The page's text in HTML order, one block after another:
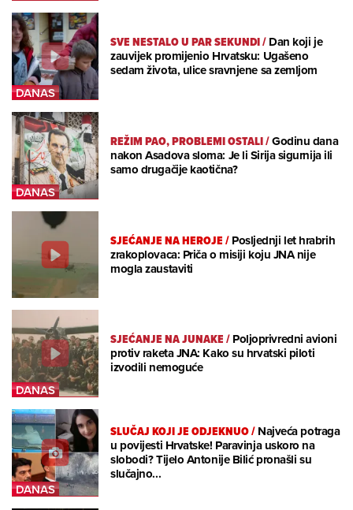
SVE NESTALO U PAR SEKUNDI/Dan koji je
zauvijek promijenio Hrvatsku: Ugašeno
sedam života, ulice sravnjene sa zemljom
REŽIM PAO, PROBLEMI OSTALI/Godinu dana
nakon Asadova sloma: Je li Sirija sigurnija ili
samo drugačije kaotična?
SJEĆANJE NA HEROJE/Posljednji let hrabrih
zrakoplovaca: Priča o misiji koju JNA nije
mogla zaustaviti
SJEĆANJE NA JUNAKE/Poljoprivredni avioni
protiv raketa JNA: Kako su hrvatski piloti
izvodili nemoguće
SLUČAJ KOJI JE ODJEKNUO/Najveća potraga
u povijesti Hrvatske! Paravinja uskoro na
slobodi? Tijelo Antonije Bilić pronašli su
slučajno...